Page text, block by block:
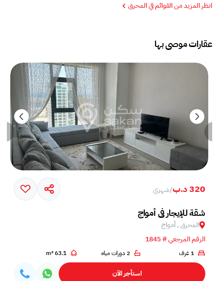
انظر المزيد من القوائم في المحرق
عقارات موصى بها
في جزيرة أمواج
320 د.ب /شهري
شقة للإيجار في أمواج
المحرق , أمواج
الرقم المرجعي # 1845
1 غرف 2 دورات مياه 63.1 m²
استأجر الآن